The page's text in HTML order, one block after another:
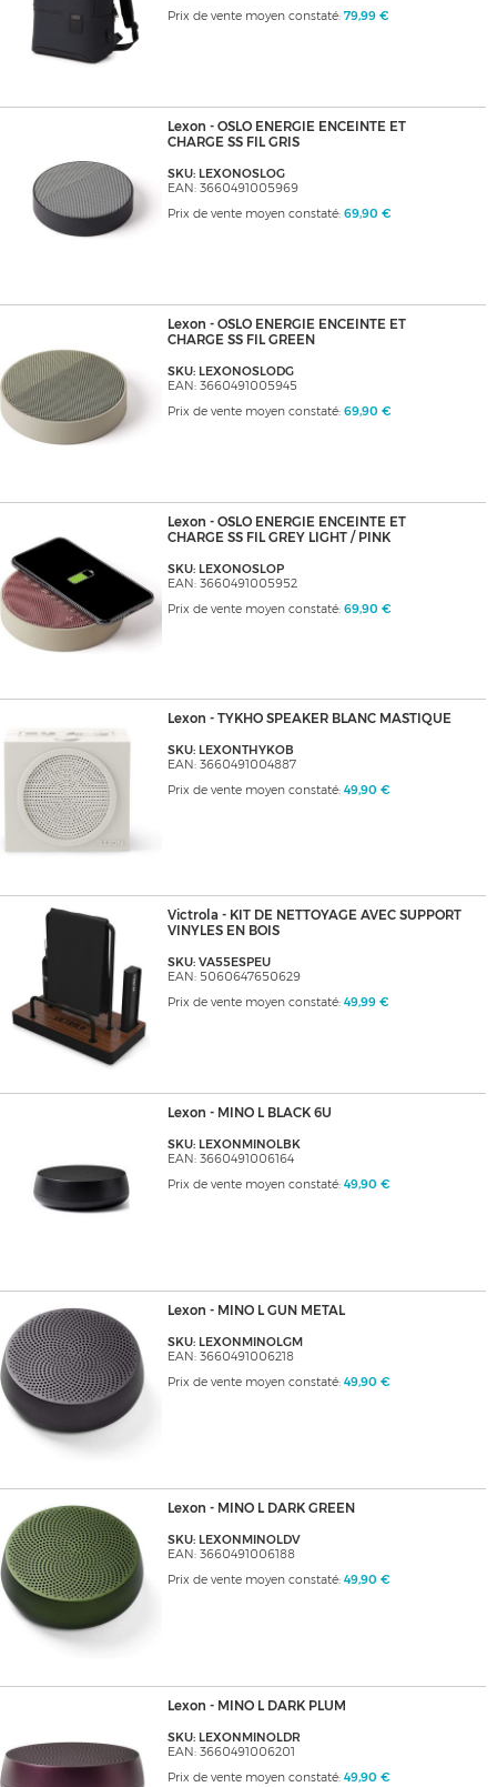
Prix de vente moyen constaté: 79,99 €
Lexon - OSLO ENERGIE ENCEINTE ET
CHARGE SS FIL GRIS
SKU: LEXONOSLOG
EAN: 3660491005969
Prix de vente moyen constaté: 69,90 €
Lexon - OSLO ENERGIE ENCEINTE ET
CHARGE SS FIL GREEN
SKU: LEXONOSLODG
EAN: 3660491005945
Prix de vente moyen constaté: 69,90 €
Lexon - OSLO ENERGIE ENCEINTE ET
CHARGE SS FIL GREY LIGHT / PINK
SKU: LEXONOSLOP
EAN: 3660491005952
Prix de vente moyen constaté: 69,90 €
Lexon - TYKHO SPEAKER BLANC MASTIQUE
SKU: LEXONTHYKOB
EAN: 3660491004887
Prix de vente moyen constaté: 49,90 €
Victrola - KIT DE NETTOYAGE AVEC SUPPORT
VINYLES EN BOIS
SKU: VA55ESPEU
EAN: 5060647650629
Prix de vente moyen constaté: 49,99 €
Lexon - MINO L BLACK 6U
SKU: LEXONMINOLBK
EAN: 3660491006164
Prix de vente moyen constaté: 49,90 €
Lexon - MINO L GUN METAL
SKU: LEXONMINOLGM
EAN: 3660491006218
Prix de vente moyen constaté: 49,90 €
Lexon - MINO L DARK GREEN
SKU: LEXONMINOLDV
EAN: 3660491006188
Prix de vente moyen constaté: 49,90 €
Lexon - MINO L DARK PLUM
SKU: LEXONMINOLDR
EAN: 3660491006201
Prix de vente moyen constaté: 49,90 €